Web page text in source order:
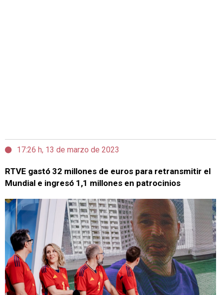
17:26 h, 13 de marzo de 2023
RTVE gastó 32 millones de euros para retransmitir el
Mundial e ingresó 1,1 millones en patrocinios